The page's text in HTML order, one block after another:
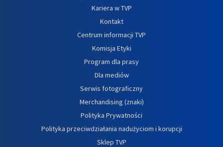
Kariera w TVP
Kontakt
Centrum informacji TVP
Komisja Etyki
Program dla prasy
Dla mediów
Serwis fotograficzny
Merchandising (znaki)
Polityka Prywatności
Polityka przeciwdziałania nadużyciom i korupcji
Sklep TVP